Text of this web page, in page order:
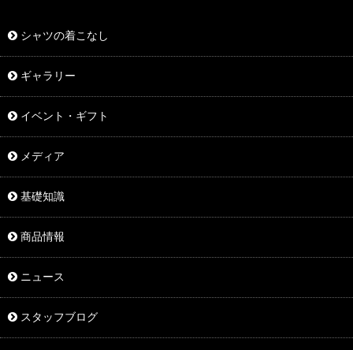
シャツの着こなし
ギャラリー
イベント・ギフト
メディア
基礎知識
商品情報
ニュース
スタッフブログ